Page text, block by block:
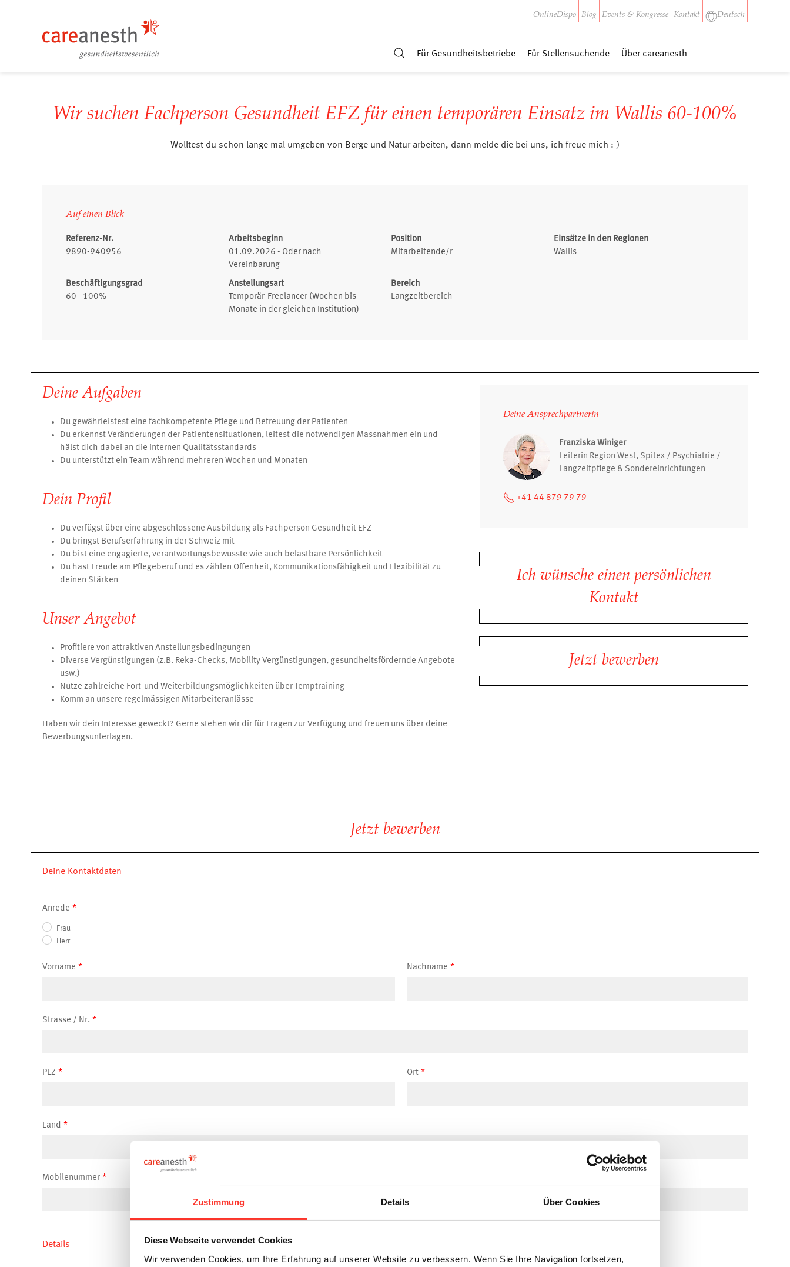
Zustimmung Details Über Cookies
Diese Webseite verwendet Cookies
Wir verwenden Cookies, um Ihre Erfahrung auf unserer Website zu verbessern. Wenn Sie Ihre Navigation fortsetzen,
Für Gesundheitsbetriebe Für Stellensuchende Über careanesth
OnlineDispo Blog Events & Kongresse Kontakt Deutsch
Wir suchen Fachperson Gesundheit EFZ für einen temporären Einsatz im Wallis 60-100%
Wolltest du schon lange mal umgeben von Berge und Natur arbeiten, dann melde die bei uns, ich freue mich :-)
Auf einen Blick
Referenz-Nr.
9890-940956
Arbeitsbeginn
01.09.2026 - Oder nach
Vereinbarung
Position
Mitarbeitende/r
Beschäftigungsgrad
60 - 100%
Anstellungsart
Temporär-Freelancer (Wochen bis
Monate in der gleichen Institution)
Bereich
Langzeitbereich
Einsätze in den Regionen
Wallis
Deine Aufgaben
Du gewährleistest eine fachkompetente Pflege und Betreuung der Patienten
Du erkennst Veränderungen der Patientensituationen, leitest die notwendigen Massnahmen ein und
hälst dich dabei an die internen Qualitätsstandards
Du unterstützt ein Team während mehreren Wochen und Monaten
Dein Profil
Du verfügst über eine abgeschlossene Ausbildung als Fachperson Gesundheit EFZ
Du bringst Berufserfahrung in der Schweiz mit
Du bist eine engagierte, verantwortungsbewusste wie auch belastbare Persönlichkeit
Du hast Freude am Pflegeberuf und es zählen Offenheit, Kommunikationsfähigkeit und Flexibilität zu
deinen Stärken
Unser Angebot
Profitiere von attraktiven Anstellungsbedingungen
Diverse Vergünstigungen (z.B. Reka-Checks, Mobility Vergünstigungen, gesundheitsfördernde Angebote
usw.)
Nutze zahlreiche Fort-und Weiterbildungsmöglichkeiten über Temptraining
Komm an unsere regelmässigen Mitarbeiteranlässe
Haben wir dein Interesse geweckt? Gerne stehen wir dir für Fragen zur Verfügung und freuen uns über deine
Bewerbungsunterlagen.
Deine Ansprechpartnerin
Franziska Winiger
Leiterin Region West, Spitex / Psychiatrie /
Langzeitpflege & Sondereinrichtungen
+41 44 879 79 79
Ich wünsche einen persönlichen
Kontakt
Jetzt bewerben
Jetzt bewerben
Deine Kontaktdaten
Anrede
Frau
Herr
Vorname Nachname
Strasse / Nr.
PLZ Ort
Land
Mobilenummer
Details